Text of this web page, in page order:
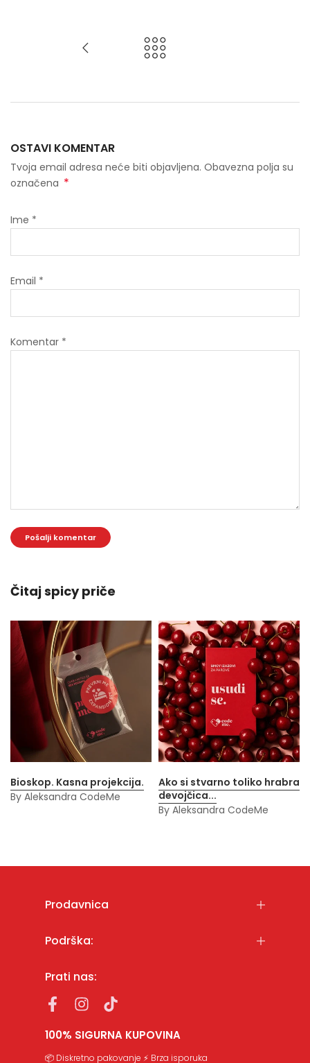
OSTAVI KOMENTAR
Tvoja email adresa neće biti objavljena. Obavezna polja su
označena *
Ime *
Email *
Komentar *
Čitaj spicy priče
Bioskop. Kasna projekcija.
By Aleksandra CodeMe
Ako si stvarno toliko hrabra
devojčica...
By Aleksandra CodeMe
Prodavnica
Podrška:
Prati nas:
100% SIGURNA KUPOVINA
📦 Diskretno pakovanje ⚡ Brza isporuka